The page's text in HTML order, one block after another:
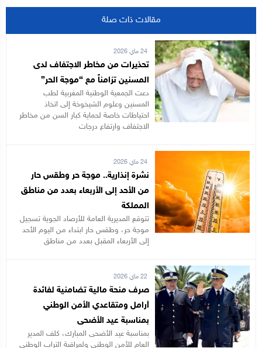
مقالات ذات صلة
24 ماي 2026
تحذيرات من مخاطر الاجتفاف لدى
المسنين تزامناً مع “موجة الحر”
دعت الجمعية الوطنية المغربية لطب
المسنين وعلوم الشيخوخة إلى اتخاذ
احتياطات خاصة لحماية كبار السن من مخاطر
الاجتفاف وارتفاع درجات
24 ماي 2026
نشرة إنذارية.. موجة حر وطقس حار
من الأحد إلى الأربعاء بعدد من مناطق
المملكة
تتوقع المديرية العامة للأرصاد الجوية تسجيل
موجة حر، وطقس حار ابتداء من اليوم الأحد
إلى الأربعاء المقبل بعدد من مناطق
22 ماي 2026
صرف منحة مالية تضامنية لفائدة
أرامل ومتقاعدي الأمن الوطني
بمناسبة عيد الأضحى
بمناسبة عيد الأضحى المبارك، كلف المدير
العام للأمن الوطني ولمراقبة التراب الوطني